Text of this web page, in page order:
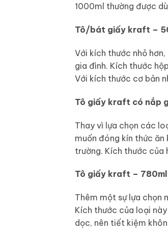
1000ml thường được
Tô/bát giấy kraft –
Với kích thước nhỏ
gia đình. Kích thước
Với kích thước cơ bản
Tô giấy kraft có nắp
Thay vì lựa chọn các
muốn đóng kín thức
trường. Kích thước của
Tô giấy kraft – 780ml
Thêm một sự lựa chọn
Kích thước của loại
dọc, nên tiết kiệm